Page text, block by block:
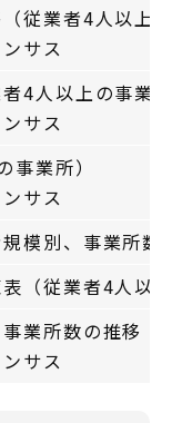
従業者4人以上
サス
4人以上の事業
サス
業所）
サス
規模別、事業
表（従業者4人
業所数の推移
サス